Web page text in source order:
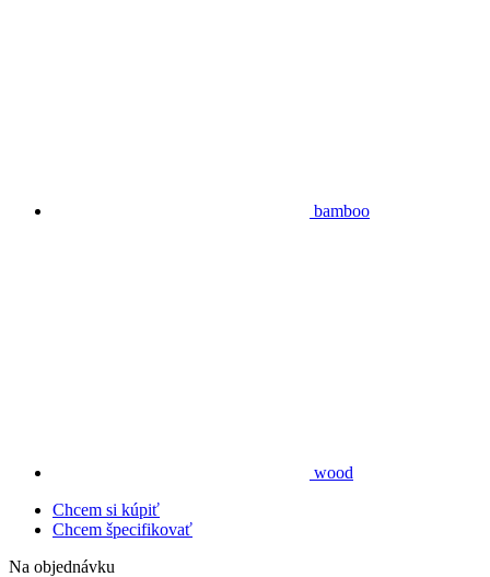
bamboo
wood
Chcem si kúpiť
Chcem špecifikovať
Na objednávku